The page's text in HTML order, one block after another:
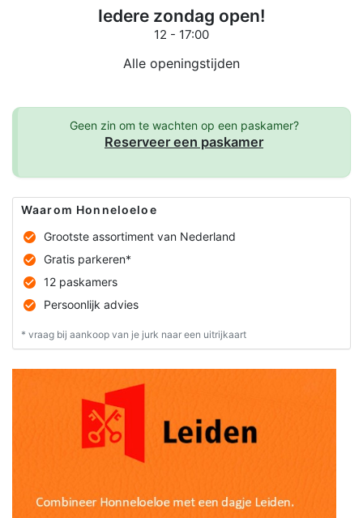
Iedere zondag open!
12 - 17:00
Alle openingstijden
Geen zin om te wachten op een paskamer?
Reserveer een paskamer
Waarom Honneloeloe
Grootste assortiment van Nederland
Gratis parkeren*
12 paskamers
Persoonlijk advies
* vraag bij aankoop van je jurk naar een uitrijkaart